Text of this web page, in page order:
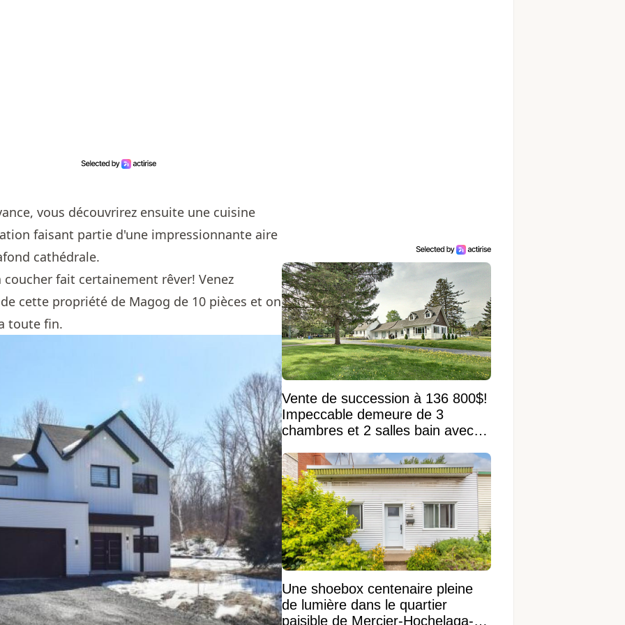
vous découvrirez ensuite une cuisine
faisant partie d'une impressionnante aire
cathédrale.
fait certainement rêver! Venez
cette propriété de Magog de 10 pièces et on
toute fin.
Vente de succession à 136 800$!
Impeccable demeure de 3
chambres et 2 salles bain avec
Une shoebox centenaire pleine
de lumière dans le quartier
paisible de Mercier-Hochelaga-